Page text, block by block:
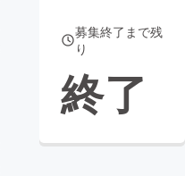
募集終了まで残
り
終了